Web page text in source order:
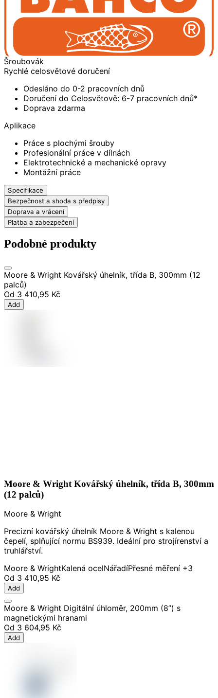
Šroubovák
Rychlé celosvětové doručení
Odesláno do 0-2 pracovních dnů
Doručení do Celosvětově: 6-7 pracovních dnů*
Doprava zdarma
Aplikace
Práce s plochými šrouby
Profesionální práce v dílnách
Elektrotechnické a mechanické opravy
Montážní práce
Specifikace
Bezpečnost a shoda s předpisy
Doprava a vrácení
Platba a zabezpečení
Podobné produkty
Moore & Wright Kovářský úhelník, třída B, 300mm (12
palců)
Od 3 410,95 Kč
Add
Moore & Wright Kovářský úhelník, třída B, 300mm
(12 palců)
Moore & Wright
Precizní kovářský úhelník Moore & Wright s kalenou
čepelí, splňující normu BS939. Ideální pro strojírenství a
truhlářství.
Moore & WrightKalená ocelNářadíPřesné měření +3
Od 3 410,95 Kč
Add
Moore & Wright Digitální úhloměr, 200mm (8”) s
magnetickými hranami
Od 3 604,95 Kč
Add